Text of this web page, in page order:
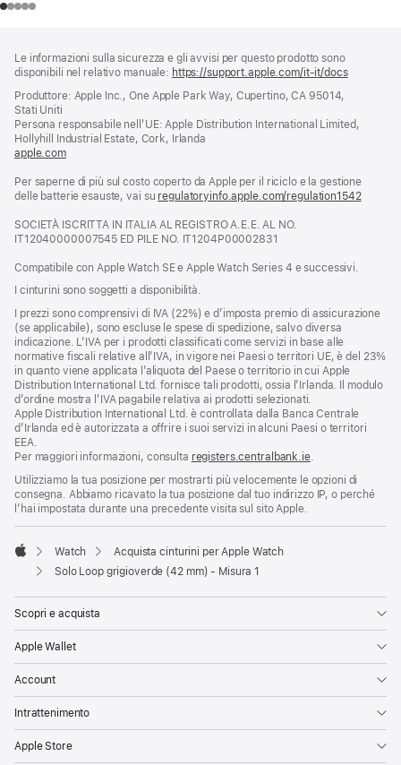
di
pagina
a
piè
di
pagina
Le informazioni sulla sicurezza e gli avvisi per questo prodotto sono
disponibili nel relativo manuale: https://support.apple.com/it-it/docs(si
finestra)
Produttore: Apple Inc., One Apple Park Way, Cupertino, CA 95014,
Stati Uniti
Persona responsabile nell’UE: Apple Distribution International Limited,
Hollyhill Industrial Estate, Cork, Irlanda
apple.com(si
una
nuova
Per saperne di più sul costo coperto da Apple per il riciclo e la gestione
delle batterie esauste, vai su regulatoryinfo.apple.com/regulation1542(si
SOCIETÀ ISCRITTA IN ITALIA AL REGISTRO A.E.E. AL NO.
IT12040000007545 ED PILE NO. IT1204P00002831
Compatibile con Apple Watch SE e Apple Watch Series 4 e successivi.
I cinturini sono soggetti a disponibilità.
I prezzi sono comprensivi di IVA (22%) e d’imposta premio di assicurazione
(se applicabile), sono escluse le spese di spedizione, salvo diversa
indicazione. L’IVA per i prodotti classificati come servizi in base alle
normative fiscali relative all’IVA, in vigore nei Paesi o territori UE, è del 23%
in quanto viene applicata l’aliquota del Paese o territorio in cui Apple
Distribution International Ltd. fornisce tali prodotti, ossia l’Irlanda. Il modulo
d’ordine mostra l’IVA pagabile relativa ai prodotti selezionati.
Apple Distribution International Ltd. è controllata dalla Banca Centrale
d’Irlanda ed è autorizzata a offrire i suoi servizi in alcuni Paesi o territori
EEA.
Per maggiori informazioni, consulta registers.centralbank.ie.
Utilizziamo la tua posizione per mostrarti più velocemente le opzioni di
consegna. Abbiamo ricavato la tua posizione dal tuo indirizzo IP, o perché
l’hai impostata durante una precedente visita sul sito Apple.
Apple
Watch
Acquista cinturini per Apple Watch
Solo Loop grigioverde (42 mm) - Misura 1
Scopri e acquista
Apple Wallet
Account
Intrattenimento
Apple Store